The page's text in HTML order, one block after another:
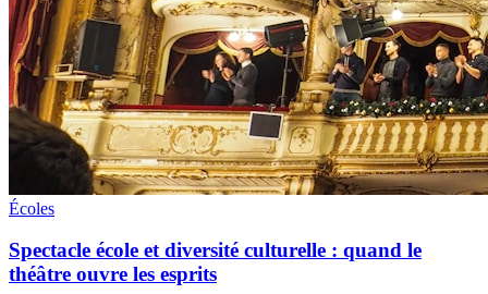
Écoles
Spectacle école et diversité culturelle : quand le
théâtre ouvre les esprits